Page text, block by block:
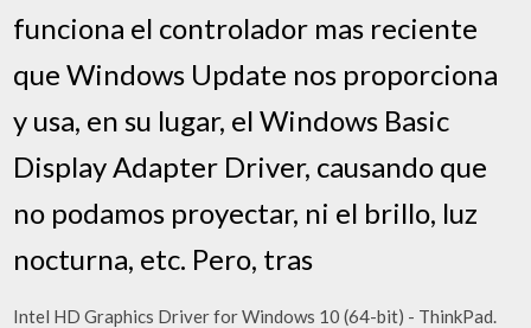
funciona el controlador mas reciente
que Windows Update nos proporciona
y usa, en su lugar, el Windows Basic
Display Adapter Driver, causando que
no podamos proyectar, ni el brillo, luz
nocturna, etc. Pero, tras
Intel HD Graphics Driver for Windows 10 (64-bit) - ThinkPad.